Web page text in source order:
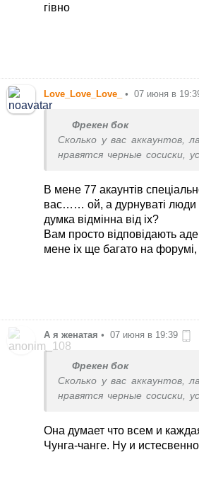
гівно
Love_Love_Love_ • 07 июня в
Фрекен бок
Сколько у вас аккаунтов,
нравятся черные сосиски,
В мене 77 акаунтів
вас…… ой, а дурнуваті люди
думка відмінна від іх?
Вам просто відповідають
мене іх ще багато на
А я женатая • 07 июня в 19:39
Фрекен бок
Сколько у вас аккаунтов,
нравятся черные сосиски,
Она думает что всем и
Чунга-чанге. Ну и